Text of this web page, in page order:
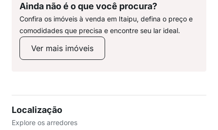
Ainda não é o que você procura?
Confira os imóveis à venda em Itaipu, defina o preço e
comodidades que precisa e encontre seu lar ideal.
Ver mais imóveis
Localização
Explore os arredores